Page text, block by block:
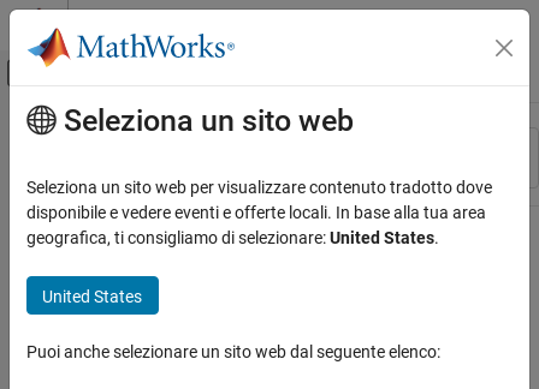
Vai al contenuto
Attiva/disattiva menu di navigazione
Risorsa
Stato
Contenuto principale
Seleziona un sito web
Seleziona un sito web per visualizzare contenuto tradotto dove
disponibile e vedere eventi e offerte locali. In base alla tua area
geografica, ti consigliamo di selezionare:United States.
United States
Puoi anche selezionare un sito web dal seguente elenco: